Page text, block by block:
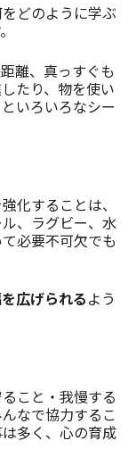
どのように学ぶ
離、真っすぐも
たり、物を使い
いろいろなシー
化することは、
、ラグビー、水
必要不可欠でも
広げられるよう
こと・我慢する
なで協力するこ
多く、心の育成